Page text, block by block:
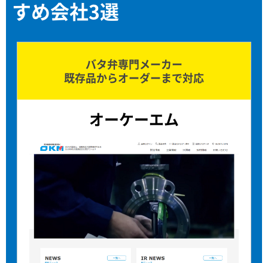
すめ会社3選
バタ弁専門メーカー
既存品からオーダーまで対応
オーケーエム